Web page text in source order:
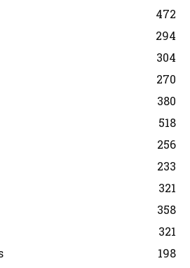
472
294
304
270
380
518
256
233
321
358
321
198